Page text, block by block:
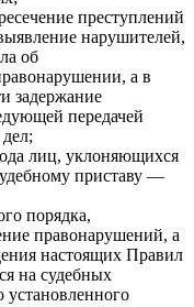
преступлений
нарушителей,
об
а в
задержание
передачей
лиц, уклоняющихся
приставу —
порядка,
правонарушений, а
настоящих Правил
на судебных
установленного